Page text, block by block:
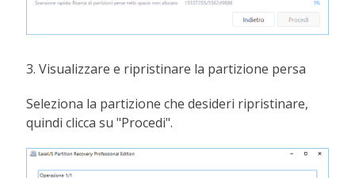
3. Visualizzare e ripristinare la partizione persa
Seleziona la partizione che desideri ripristinare,
quindi clicca su "Procedi".